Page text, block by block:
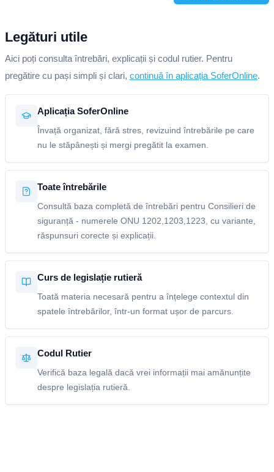
Legături utile
Aici poți consulta întrebări, explicații și codul rutier. Pentru
pregătire cu pași simpli și clari, continuă în aplicația SoferOnline.
Aplicația SoferOnline
Învață organizat, fără stres, revizuind întrebările pe care
nu le stăpânești și mergi pregătit la examen.
Toate întrebările
Consultă baza completă de întrebări pentru Consilieri de
siguranță - numerele ONU 1202,1203,1223, cu variante,
răspunsuri corecte și explicații.
Curs de legislație rutieră
Toată materia necesară pentru a înțelege contextul din
spatele întrebărilor, într-un format ușor de parcurs.
Codul Rutier
Verifică baza legală dacă vrei informații mai amănunțite
despre legislația rutieră.